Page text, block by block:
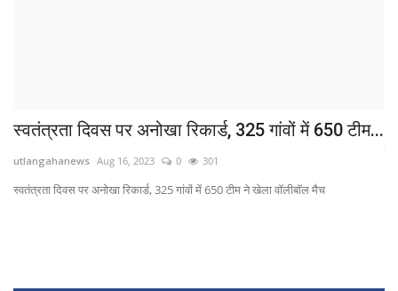
325 गांवों में 650 टीम...
टीम ने खेला वॉलीबॉल मैच
9 अगस्त विश्व आदिवासी दिवस के
सीतापुर...
utlangahanews Aug 9, 2023